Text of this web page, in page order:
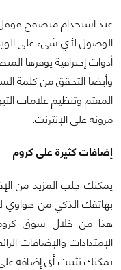
عند استخدام متصفح
الوصول لأي شيء على
أدوات إحترافية يوفرها
وأيضا التحقق من كلمة
المعتم وتنظيم علامات
مرونة على الإنترنت.
إضافات كثيرة على كروم
يمكنك جلب المزيد من
بهاتفك الذكي من
هذا من خلال سوق كروم
الإمتدادات والإضافات
يمكنك تثبيت أي إضافة